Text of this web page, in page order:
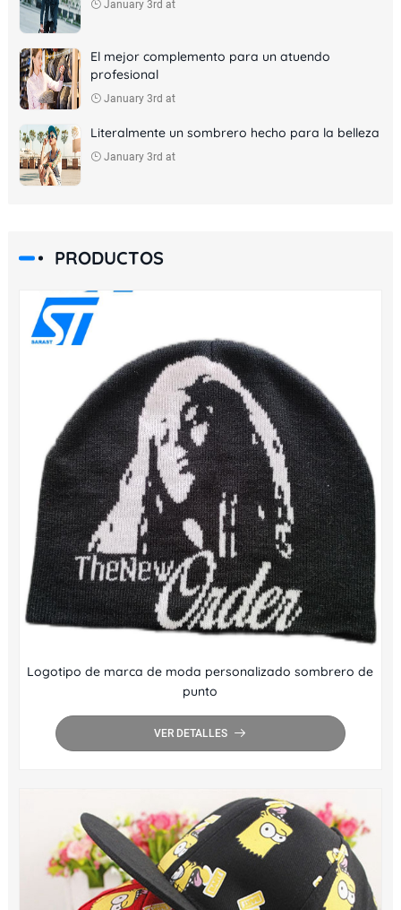
January 3rd at
El mejor complemento para un atuendo
profesional
January 3rd at
Literalmente un sombrero hecho para la belleza
January 3rd at
PRODUCTOS
Logotipo de marca de moda personalizado sombrero de
punto
VER DETALLES